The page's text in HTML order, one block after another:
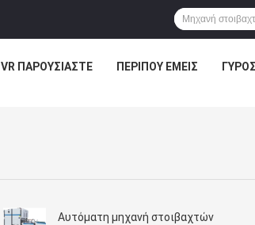
VR ΠΑΡΟΥΣΙΆΣΤΕ ΠΕΡΊΠΟΥ ΕΜΕΊΣ
Αυτόματη μηχανή στοιβαχτών